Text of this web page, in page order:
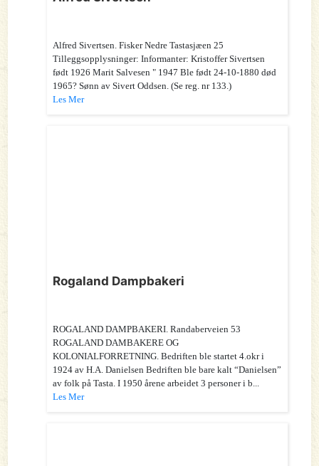
Alfred Sivertsen. Fisker Nedre Tastasjæen 25
Tilleggsopplysninger: Informanter: Kristoffer Sivertsen
født 1926 Marit Salvesen " 1947 Ble født 24-10-1880 død
1965? Sønn av Sivert Oddsen. (Se reg. nr 133.)
Les Mer
Rogaland Dampbakeri
ROGALAND DAMPBAKERI. Randaberveien 53
ROGALAND DAMBAKERE OG
KOLONIALFORRETNING. Bedriften ble startet 4.okr i
1924 av H.A. Danielsen Bedriften ble bare kalt “Danielsen”
av folk på Tasta. I 1950 årene arbeidet 3 personer i b...
Les Mer